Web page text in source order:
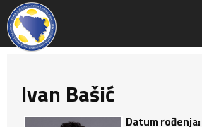
Ivan Bašić
Datum rođenja: